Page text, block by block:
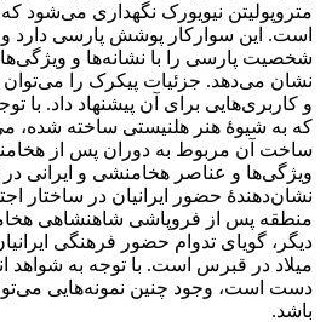
متروپولیتن نیویورک نگهداری می‌شود
است. این سوارکار پوشش پارسی دارد
شخصیت پارسی را با نشانه‌ها و
نشان می‌دهد. جزئیات پیکرک را می‌توان
و کاربری‌هایی برای آن پیشنهاد داد. با
که به شیوۀ هنر هلنیستی ساخته شده،
ساخت آن مربوط به دوران پس از
ویژگی‌ها و عناصر هخامنشی و ایرانی در
نشان‌دهندۀ حضور ایرانیان در ساختار
منطقه پس از فروپاشی شاهنشاهی
دیگر، گویای تدوام حضور فرهنگی
میلاد در قبرس است. با توجه به شواهد
دست است، وجود چنین نمونه‌هایی
باشد.